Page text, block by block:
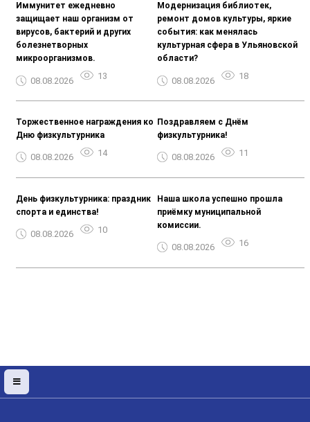
Иммунитет ежедневно
защищает наш организм от
вирусов, бактерий и других
болезнетворных
микроорганизмов.
08.08.2026 13
Модернизация библиотек,
ремонт домов культуры, яркие
события: как менялась
культурная сфера в Ульяновской
области?
08.08.2026 18
Торжественное награждения ко
Дню физкультурника
08.08.2026 14
Поздравляем с Днём
физкультурника!
08.08.2026 11
День физкультурника: праздник
спорта и единства!
08.08.2026 10
Наша школа успешно прошла
приёмку муниципальной
комиссии.
08.08.2026 16